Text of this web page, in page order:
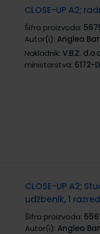
CLOSE-UP A2;
Šifra proizvoda:
Autor(i): Anglea
Nakladnik: V.B.Z.
ministarstva: 6172-
CLOSE-UP A2;
udžbenik, 1
Šifra proizvoda:
Autor(i): Anglea